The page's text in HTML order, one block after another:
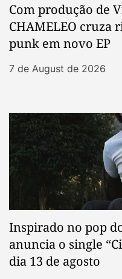
Com produção de
CHAMELEO cruza
punk em novo EP
7 de August de 2026
Inspirado no pop
anuncia o single
dia 13 de agosto